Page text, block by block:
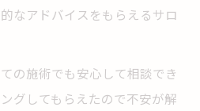
なアドバイスをもらえるサロ
の施術でも安心して相談でき
グしてもらえたので不安が解